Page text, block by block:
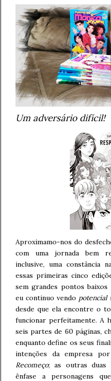
Um adversário difícil!
Aproximamo-nos do
com uma jornada bem
inclusive, uma constância
essas primeiras cinco
sem grandes pontos
eu continuo vendo potencial
desde que ela encontre o
funcionar perfeitamente. A
seis partes de 60 páginas,
enquanto define os seus
intenções da empresa
Recomeço; as outras duas
ênfase a personagens